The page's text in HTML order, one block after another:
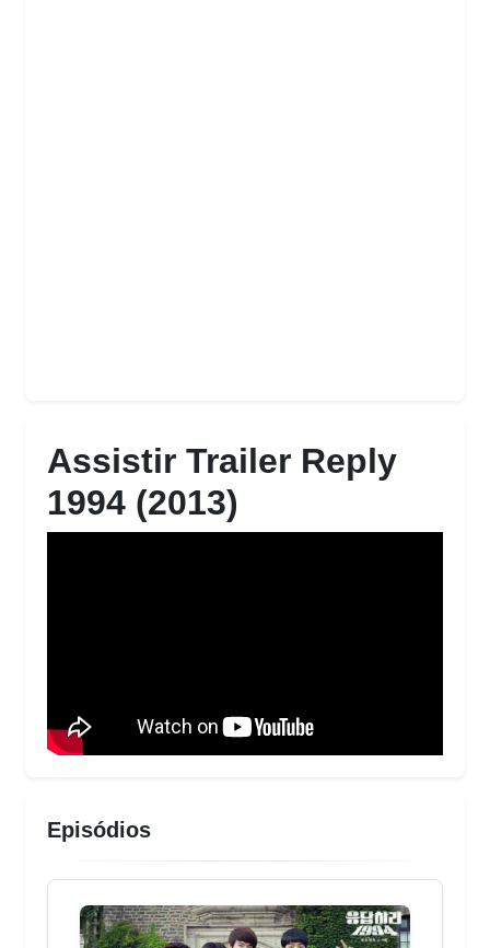
Assistir Trailer Reply
1994 (2013)
Episódios